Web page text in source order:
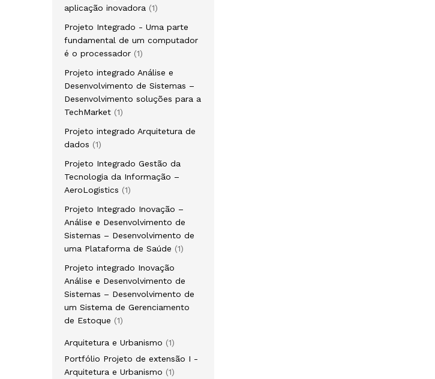
aplicação inovadora
11
Projeto Integrado - Uma parte
fundamental de um computador
é o processador
11
Projeto integrado Análise e
Desenvolvimento de Sistemas –
Desenvolvimento soluções para a
TechMarket
11
Projeto integrado Arquitetura de
dados
11
Projeto Integrado Gestão da
Tecnologia da Informação –
AeroLogistics
11
Projeto Integrado Inovação –
Análise e Desenvolvimento de
Sistemas – Desenvolvimento de
uma Plataforma de Saúde
11
Projeto integrado Inovação
Análise e Desenvolvimento de
Sistemas – Desenvolvimento de
um Sistema de Gerenciamento
de Estoque
11
Arquitetura e Urbanismo
11
produto
Portfólio Projeto de extensão I -
Arquitetura e Urbanismo
11